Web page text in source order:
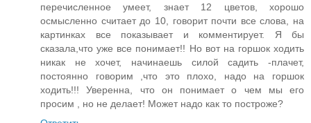
перечисленное умеет, знает 12 цветов, хорошо
осмысленно считает до 10, говорит почти все слова, на
картинках все показывает и комментирует. Я бы
сказала,что уже все понимает!! Но вот на горшок ходить
никак не хочет, начинаешь силой садить -плачет,
постоянно говорим ,что это плохо, надо на горшок
ходить!!! Уверенна, что он понимает о чем мы его
просим , но не делает! Может надо как то построже?